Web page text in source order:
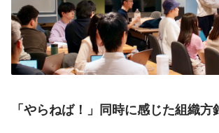
「やらねば！」同時に感じた組織方